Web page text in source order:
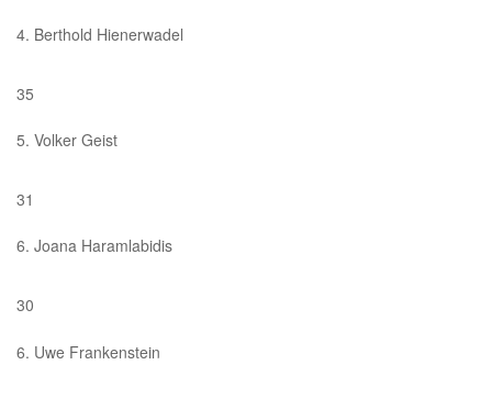
4. Berthold Hienerwadel
35
5. Volker Geist
31
6. Joana Haramlabidis
30
6. Uwe Frankenstein